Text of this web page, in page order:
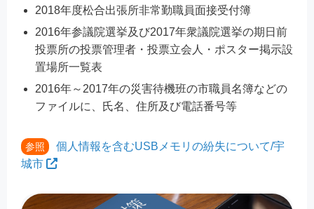
2018年度松合出張所非常勤職員面接受付簿
2016年参議院選挙及び2017年衆議院選挙の期日前
投票所の投票管理者・投票立会人・ポスター掲示設
置場所一覧表
2016年～2017年の災害待機班の市職員名簿などの
ファイルに、氏名、住所及び電話番号等
参照
個人情報を含むUSBメモリの紛失について/宇
城市